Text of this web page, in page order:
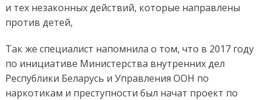
и тех незаконных действий, которые направлены
против детей,
Так же специалист напомнила о том, что в 2017 году
по инициативе Министерства внутренних дел
Республики Беларусь и Управления ООН по
наркотикам и преступности был начат проект по